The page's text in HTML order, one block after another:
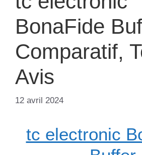
BonaFide
Comparatif,
Avis
12 avril 2024
tc electronic